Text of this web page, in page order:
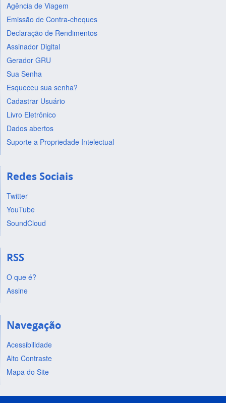
Agência de Viagem
Emissão de Contra-cheques
Declaração de Rendimentos
Assinador Digital
Gerador GRU
Sua Senha
Esqueceu sua senha?
Cadastrar Usuário
Livro Eletrônico
Dados abertos
Suporte a Propriedade Intelectual
Redes Sociais
Twitter
YouTube
SoundCloud
RSS
O que é?
Assine
Navegação
Acessibilidade
Alto Contraste
Mapa do Site